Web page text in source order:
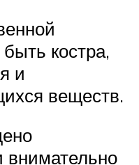
костра,
и
веществ.
внимательно